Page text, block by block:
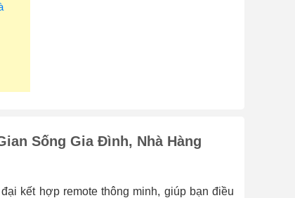
Sống Gia Đình, Nhà Hàng
kết hợp remote thông minh, giúp bạn điều